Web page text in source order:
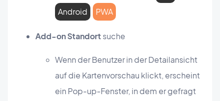
Android
PWA
Add-on Standort suche
Wenn der Benutzer in der Detailansicht
auf die Kartenvorschau klickt, erscheint
ein Pop-up-Fenster, in dem er gefragt